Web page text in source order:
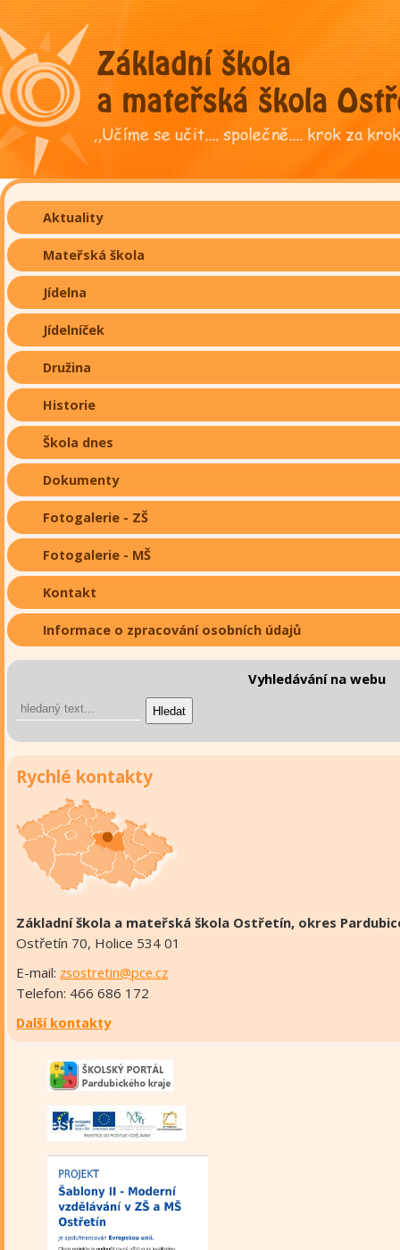
Aktuality
Mateřská škola
Jídelna
Jídelníček
Družina
Historie
Škola dnes
Dokumenty
Fotogalerie - ZŠ
Fotogalerie - MŠ
Kontakt
Informace o zpracování osobních údajů
Vyhledávání na webu
Rychlé kontakty
Základní škola a mateřská škola Ostřetín, okres
Ostřetín 70, Holice 534 01
E-mail: zsostretin@pce.cz
Telefon: 466 686 172
Další kontakty